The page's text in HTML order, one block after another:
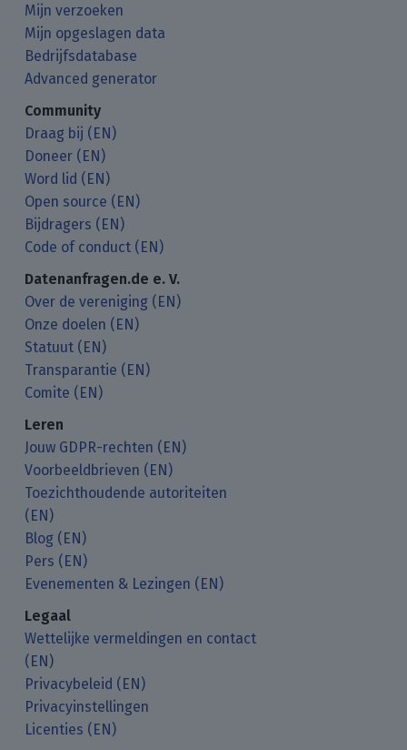
Mijn verzoeken
Mijn opgeslagen data
Bedrijfsdatabase
Advanced generator
Community
Draag bij (EN)
Doneer (EN)
Word lid (EN)
Open source (EN)
Bijdragers (EN)
Code of conduct (EN)
Datenanfragen.de e. V.
Over de vereniging (EN)
Onze doelen (EN)
Statuut (EN)
Transparantie (EN)
Comite (EN)
Leren
Jouw GDPR-rechten (EN)
Voorbeeldbrieven (EN)
Toezichthoudende autoriteiten
(EN)
Blog (EN)
Pers (EN)
Evenementen & Lezingen (EN)
Legaal
Wettelijke vermeldingen en contact
(EN)
Privacybeleid (EN)
Privacyinstellingen
Licenties (EN)